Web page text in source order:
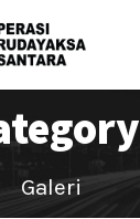
Galeri